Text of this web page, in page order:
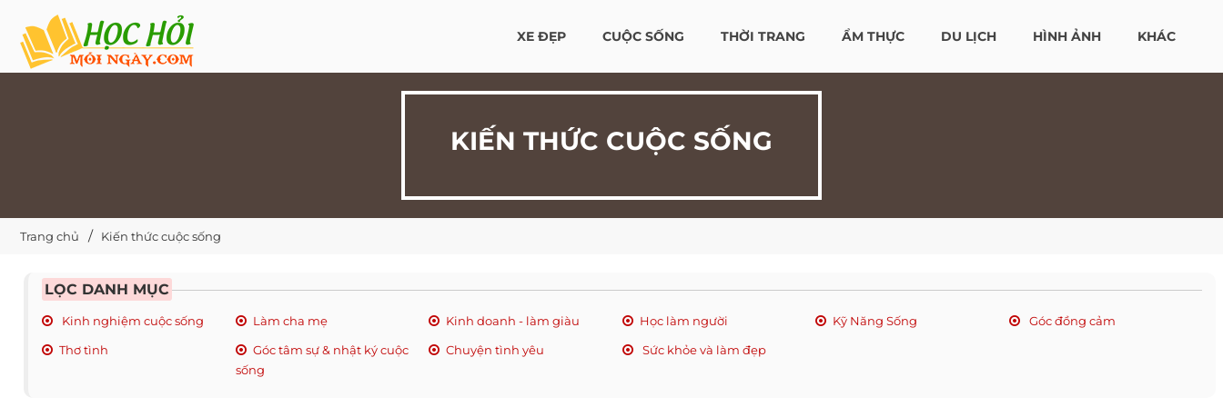
XE ĐẸP CUỘC SỐNG THỜI TRANG ẨM THỰC DU LỊCH HÌNH ẢNH KHÁC
KIẾN THỨC CUỘC SỐNG
Trang chủ Kiến thức cuộc sống
LỌC DANH MỤC
Kinh nghiệm cuộc sống Làm cha mẹ Kinh doanh - làm giàu Học làm người Kỹ Năng Sống
Góc đồng cảm
Thơ tình
Góc tâm sự & nhật ký cuộc
sống
Chuyện tình yêu Sức khỏe và làm đẹp